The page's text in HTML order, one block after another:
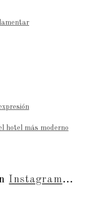
hotel más moderno
Instagram...